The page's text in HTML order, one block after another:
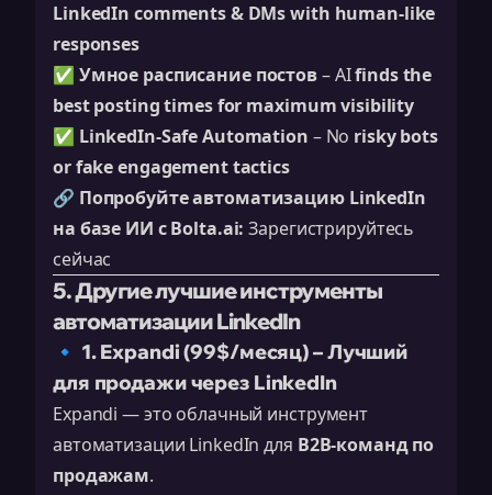
LinkedIn comments & DMs with human-like
responses
✅ Умное расписание постов– AIfinds the
best posting times for maximum visibility
✅ LinkedIn-Safe Automation – No risky bots
or fake engagement tactics
🔗 Попробуйте автоматизацию LinkedIn
на базе ИИ с Bolta.ai: Зарегистрируйтесь
сейчас
5. Другие лучшие инструменты
автоматизации LinkedIn
🔹 1. Expandi (99$/месяц) – Лучший
для продажи через LinkedIn
Expandi — это облачный инструмент
автоматизации LinkedIn для B2B-команд по
продажам.